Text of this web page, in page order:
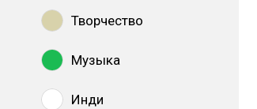
Творчество
Музыка
Инди